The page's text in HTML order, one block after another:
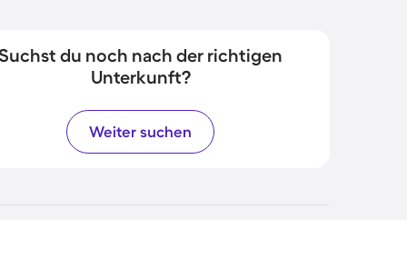
du noch nach der richtigen
Unterkunft?
Weiter suchen